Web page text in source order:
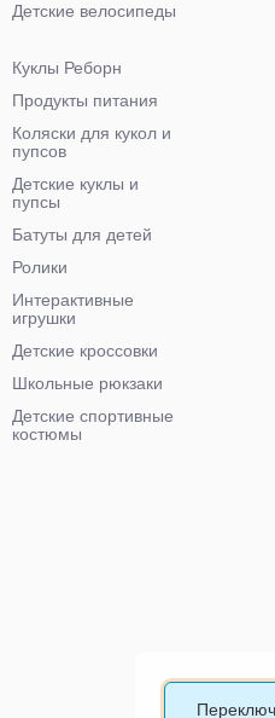
Детские велосипеды
Куклы Реборн
Продукты питания
Коляски для кукол и
пупсов
Детские куклы и
пупсы
Батуты для детей
Ролики
Интерактивные
игрушки
Детские кроссовки
Школьные рюкзаки
Детские спортивные
костюмы